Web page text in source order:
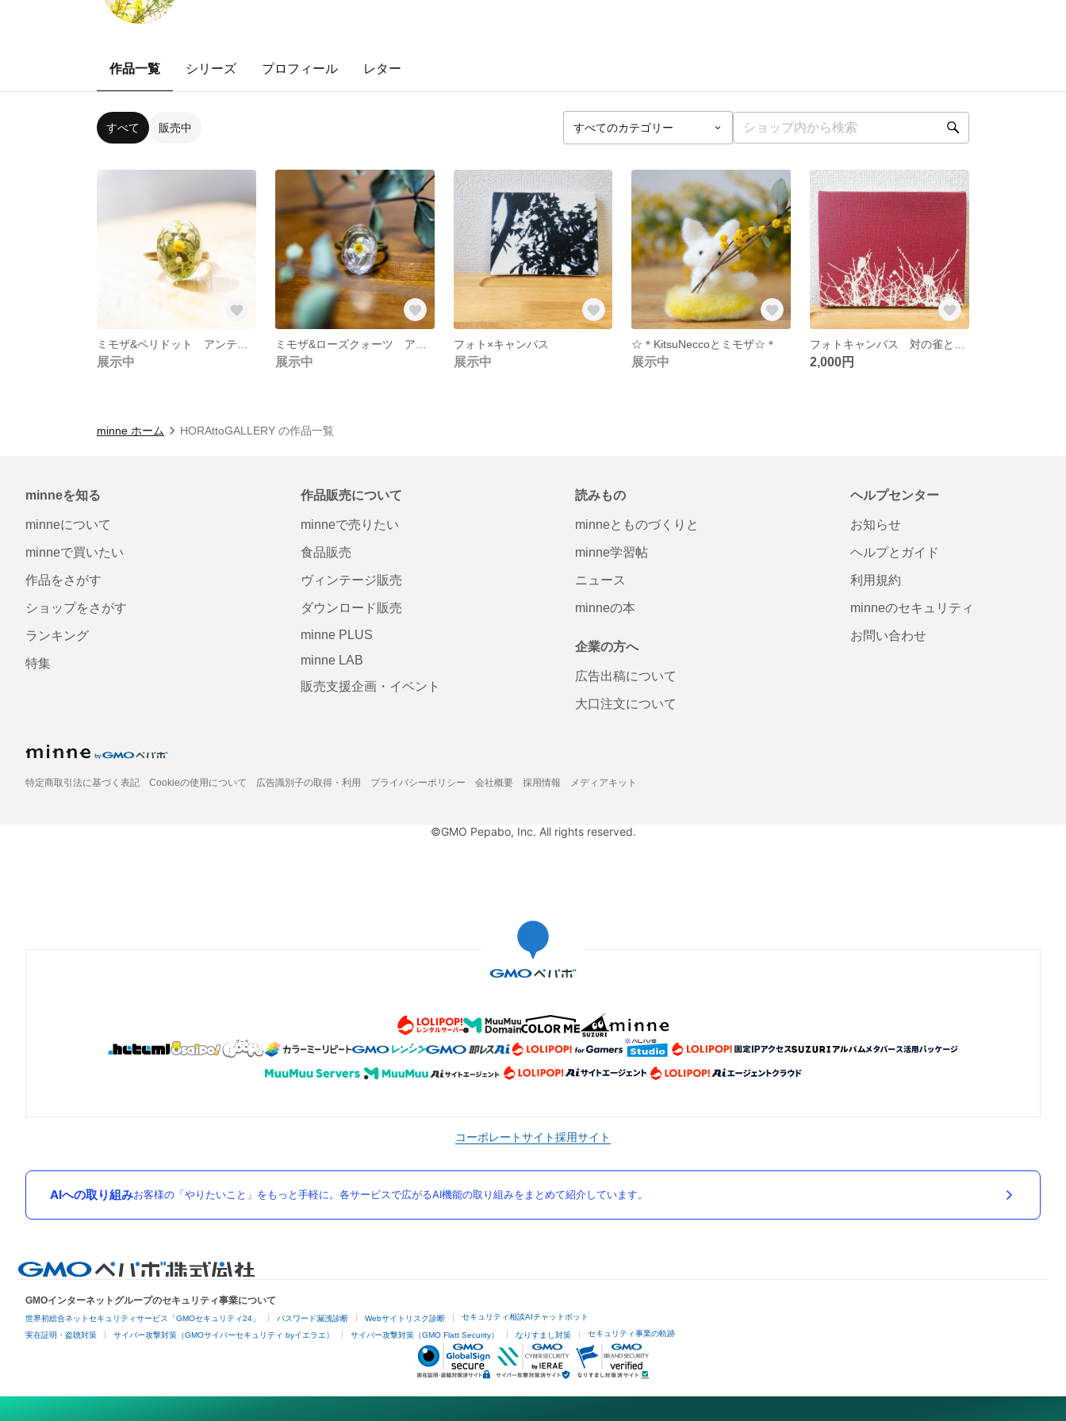
作品一覧 シリーズ プロフィール レター
すべて 販売中
展示中 展示中
フォト×キャンバス
展示中
☆＊KitsuNeccoとミモザ☆＊
展示中 2,000円
minne ホーム HORAttoGALLERY の作品一覧
minneを知る
minneについて
minneで買いたい
作品をさがす
ショップをさがす
ランキング
特集
作品販売について
minneで売りたい
食品販売
ヴィンテージ販売
ダウンロード販売
minne PLUS
minne LAB
販売支援企画・イベント
読みもの
minneとものづくりと
minne学習帖
ニュース
minneの本
企業の方へ
広告出稿について
大口注文について
ヘルプセンター
お知らせ
ヘルプとガイド
利用規約
minneのセキュリティ
お問い合わせ
特定商取引法に基づく表記 Cookieの使用について 広告識別子の取得・利用 プライバシーポリシー 会社概要 採用情報 メディアキット
©GMO Pepabo, Inc. All rights reserved.
コーポレートサイト採用サイト
AIへの取り組みお客様の「やりたいこと」をもっと手軽に。各サービスで広がるAI機能の取り組みをまとめて紹介しています。
GMOインターネットグループのセキュリティ事業について
世界初総合ネットセキュリティサービス「GMOセキュリティ24」 パスワード漏洩診断 Webサイトリスク診断 セキュリティ相談AIチャットボット
実在証明・盗聴対策 サイバー攻撃対策（GMOサイバーセキュリティ byイエラエ） サイバー攻撃対策（GMO Flatt Security） なりすまし対策 セキュリティ事業の軌跡